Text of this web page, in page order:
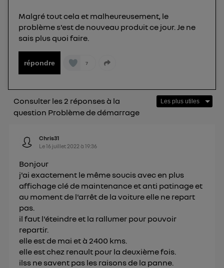
Malgré tout cela et malheureusement, le
problème s'est de nouveau produit ce jour. Je ne
sais plus quoi faire.
répondre 7
Consulter les 2 réponses à la
question Problème de démarrage
Chris31
Le16 juillet 2022 à19:36
Bonjour
j'ai exactement le même soucis avec en plus
affichage clé de maintenance et anti patinage et
au moment de l'arrêt de la voiture elle ne repart
pas.
il faut l'éteindre et la rallumer pour pouvoir
repartir.
elle est de mai et à 2400 kms.
elle est chez renault pour la deuxième fois.
ilss ne savent pas les raisons de la panne.